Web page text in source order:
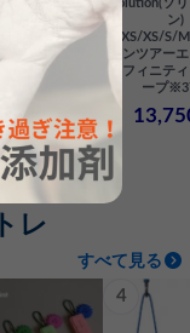
Solution(ウィ
ソリューショ
XS/S/M/L ※
ラウンド ※高耐
久 378g
円
Solution(ソ
ン)
XXS/XS/S/
コンツアー
ンフィニテ
ープ
レ
すべて見る
4